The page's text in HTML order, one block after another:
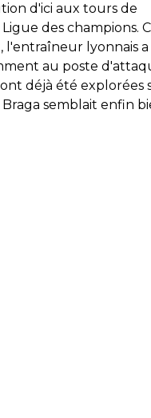
d'ici aux tours de
des champions.
l'entraîneur lyonnais a
au poste
déjà été explorées
semblait enfin